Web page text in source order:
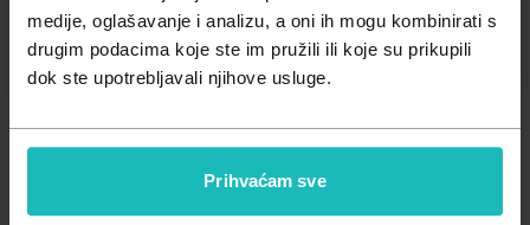
medije, oglašavanje i analizu, a oni ih mogu kombinirati s
drugim podacima koje ste im pružili ili koje su prikupili
dok ste upotrebljavali njihove usluge.
Prihvaćam sve
Zdravlje muškarca
Zdravlje žene
Minerali
Probiotici i prebiotici